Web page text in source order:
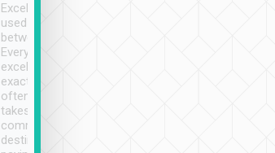
Excellent service. We have
used Tripool to travel
between cities in Taiwan.
Every driver has been
excellent and arrives
exactly on time. As there is
often limited English it
takes the difficulty out of
communicating the
destination details and